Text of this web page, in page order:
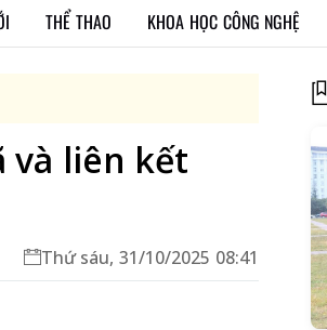
THỂ THAO KHOA HỌC CÔNG NGHỆ
và liên kết
Thứ sáu, 31/10/2025 08:41